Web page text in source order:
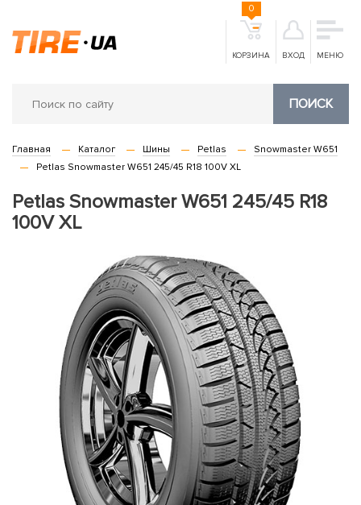
КОРЗИНА
0
ВХОД МЕНЮ
ПОИСК
Главная Каталог Шины Petlas
Snowmaster W651
Petlas Snowmaster W651 245/45 R18 100V XL
Petlas Snowmaster W651 245/45 R18
100V XL